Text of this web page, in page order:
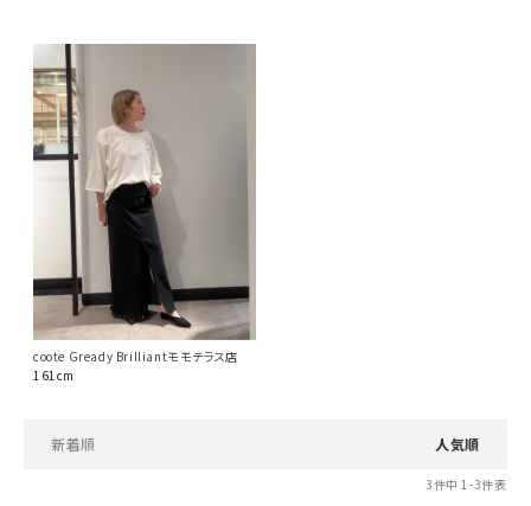
coote Gready Brilliantモモテラス店
161cm
新着順 人気順
3 件中 1-3件表示